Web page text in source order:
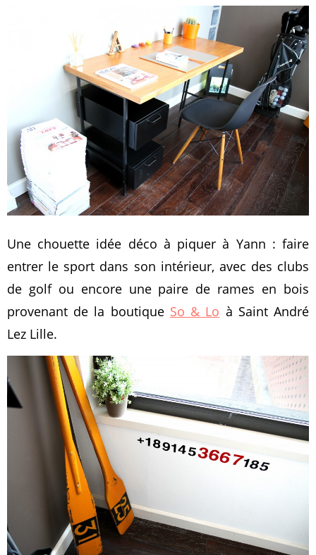
Une chouette idée déco à piquer à Yann : faire
entrer le sport dans son intérieur, avec des clubs
de golf ou encore une paire de rames en bois
provenant de la boutique So & Lo à Saint André
Lez Lille.